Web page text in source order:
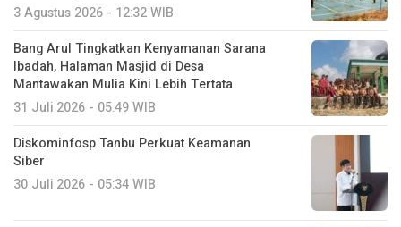
3 Agustus 2026 - 12:32 WIB
Bang Arul Tingkatkan Kenyamanan Sarana
Ibadah, Halaman Masjid di Desa
Mantawakan Mulia Kini Lebih Tertata
31 Juli 2026 - 05:49 WIB
Diskominfosp Tanbu Perkuat Keamanan
Siber
30 Juli 2026 - 05:34 WIB